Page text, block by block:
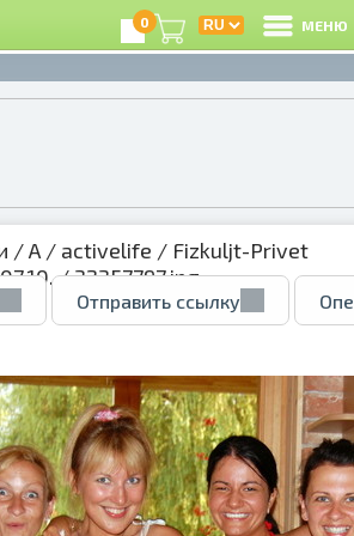
0 МЕНЮ
/A / activelife / Fizkuljt-Privet
/ 32357797.jpg
Отправить ссылку